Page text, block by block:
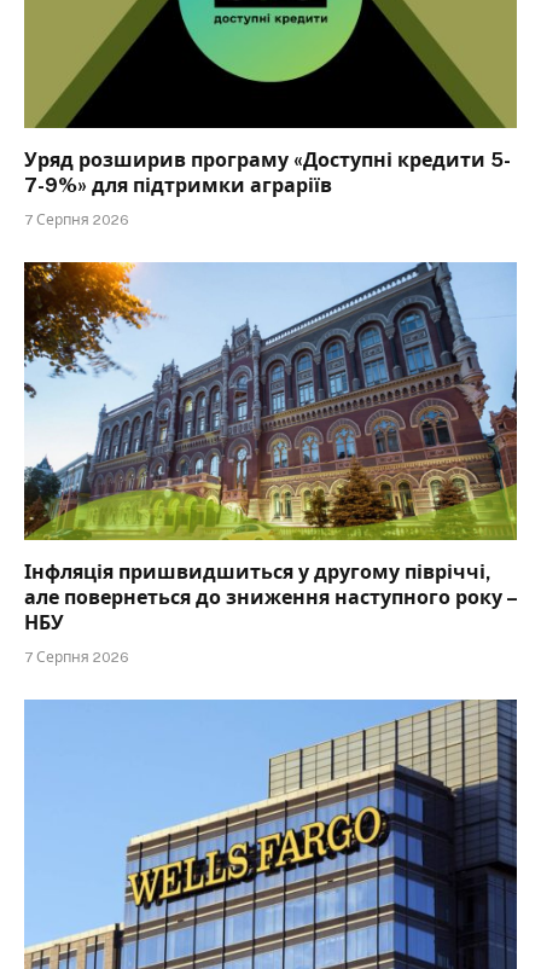
Уряд розширив програму «Доступні кредити 5-
7-9%» для підтримки аграріїв
7 Серпня 2026
Інфляція пришвидшиться у другому півріччі,
але повернеться до зниження наступного року –
НБУ
7 Серпня 2026